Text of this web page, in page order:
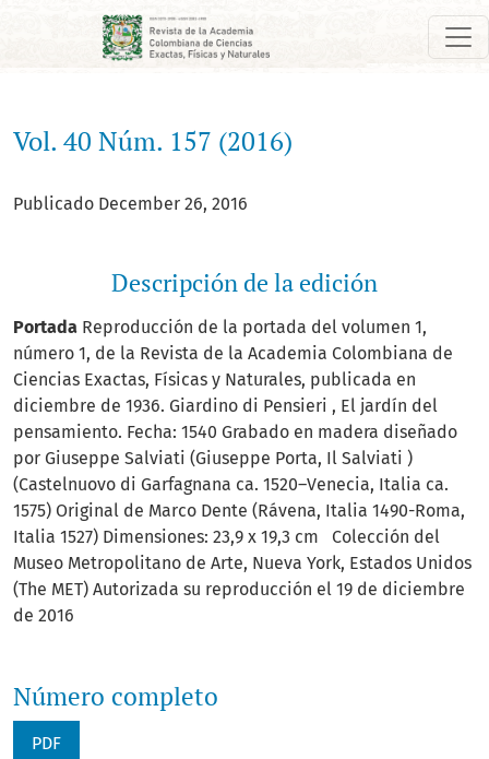
Vol. 40 Núm. 157 (2016)
Vol. 40 Núm. 157 (2016)
Publicado December 26, 2016
Descripción de la edición
Portada Reproducción de la portada del volumen 1,
número 1, de la Revista de la Academia Colombiana de
Ciencias Exactas, Físicas y Naturales, publicada en
diciembre de 1936. Giardino di Pensieri , El jardín del
pensamiento. Fecha: 1540 Grabado en madera diseñado
por Giuseppe Salviati (Giuseppe Porta, Il Salviati )
(Castelnuovo di Garfagnana ca. 1520–Venecia, Italia ca.
1575) Original de Marco Dente (Rávena, Italia 1490-Roma,
Italia 1527) Dimensiones: 23,9 x 19,3 cm Colección del
Museo Metropolitano de Arte, Nueva York, Estados Unidos
(The MET) Autorizada su reproducción el 19 de diciembre
de 2016
Número completo
PDF